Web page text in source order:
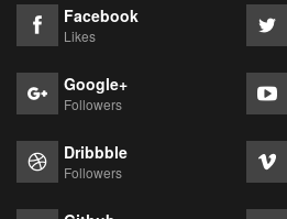
Facebook
Likes
Google+
Followers
Dribbble
Followers